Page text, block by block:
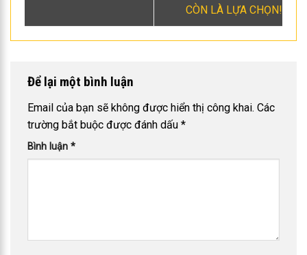
CÒN LÀ LỰA CHỌN!
Để lại một bình luận
Email của bạn sẽ không được hiển thị công khai. Các
trường bắt buộc được đánh dấu *
Bình luận *